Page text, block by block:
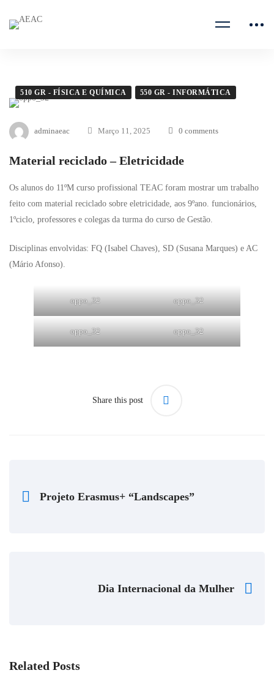
510 GR - FÍSICA E QUÍMICA 550 GR - INFORMÁTICA
adminaeac Março 11, 2025 0 comments
Material reciclado – Eletricidade
Os alunos do 11ºM curso profissional TEAC foram mostrar um trabalho
feito com material reciclado sobre eletricidade, aos 9ºano. funcionários,
1ºciclo, professores e colegas da turma do curso de Gestão.
Disciplinas envolvidas: FQ (Isabel Chaves), SD (Susana Marques) e AC
(Mário Afonso).
oppo_32 oppo_32
oppo_32 oppo_32
Share this post
Projeto Erasmus+ “Landscapes”
Dia Internacional da Mulher
Related Posts